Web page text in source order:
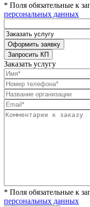
* Поля обязательные к
персональных данных
Заказать услугу
* Поля обязательные к
персональных данных